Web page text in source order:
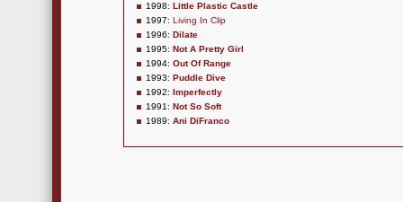
1998: Little Plastic Castle
1997: Living In Clip
1996: Dilate
1995: Not A Pretty Girl
1994: Out Of Range
1993: Puddle Dive
1992: Imperfectly
1991: Not So Soft
1989: Ani DiFranco